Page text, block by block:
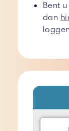
Bent
dan